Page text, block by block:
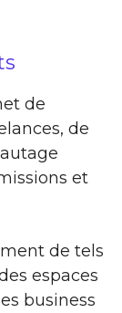
de
de
et
de tels
espaces
business